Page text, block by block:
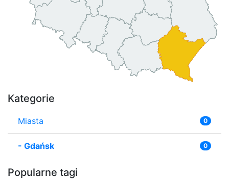
Kategorie
Miasta 0
- Gdańsk 0
Popularne tagi